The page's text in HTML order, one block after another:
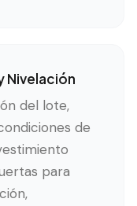
Nivelación
del lote,
de
para